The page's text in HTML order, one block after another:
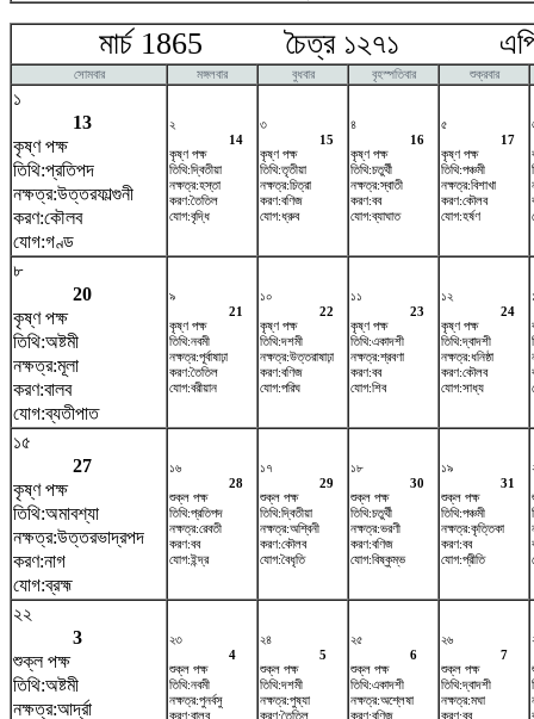
মার্চ 1865 চৈত্র ১২৭১
সোমবার মঙ্গলবার বুধবার বৃহস্পতিবার শুক্রবার
১
13
কৃষ্ণ পক্ষ
তিথি:প্রতিপদ
নক্ষত্র:উত্তরফাল্গুনী
করণ:কৌলব
যোগ:গণ্ড
২
14
কৃষ্ণ পক্ষ
তিথি:দ্বিতীয়া
নক্ষত্র:হস্তা
করণ:তৈতিল
যোগ:বৃদ্ধি
৩
15
কৃষ্ণ পক্ষ
তিথি:তৃতীয়া
নক্ষত্র:চিত্রা
করণ:বণিজ
যোগ:ধ্রুব
৪
16
কৃষ্ণ পক্ষ
তিথি:চতুর্থী
নক্ষত্র:স্বাতী
করণ:বব
যোগ:ব্যাঘাত
৫
17
কৃষ্ণ পক্ষ
তিথি:পঞ্চমী
নক্ষত্র:বিশাখা
করণ:কৌলব
যোগ:হর্ষণ
৮
20
কৃষ্ণ পক্ষ
তিথি:অষ্টমী
নক্ষত্র:মূলা
করণ:বালব
যোগ:ব্যতীপাত
৯
21
কৃষ্ণ পক্ষ
তিথি:নবমী
নক্ষত্র:পূর্বাষাঢ়া
করণ:তৈতিল
যোগ:বরীয়ান
১০
22
কৃষ্ণ পক্ষ
তিথি:দশমী
নক্ষত্র:উত্তরাষাঢ়া
করণ:বণিজ
যোগ:পরিঘ
১১
23
কৃষ্ণ পক্ষ
তিথি:একাদশী
নক্ষত্র:শ্রবণা
করণ:বব
যোগ:শিব
১২
24
কৃষ্ণ পক্ষ
তিথি:দ্বাদশী
নক্ষত্র:ধনিষ্ঠা
করণ:কৌলব
যোগ:সাধ্য
১৫
27
কৃষ্ণ পক্ষ
তিথি:অমাবশ্যা
নক্ষত্র:উত্তরভাদ্রপদ
করণ:নাগ
যোগ:ব্রহ্ম
১৬
28
শুক্ল পক্ষ
তিথি:প্রতিপদ
নক্ষত্র:রেবতী
করণ:বব
যোগ:ইন্দ্র
১৭
29
শুক্ল পক্ষ
তিথি:দ্বিতীয়া
নক্ষত্র:অশ্বিনী
করণ:কৌলব
যোগ:বৈধৃতি
১৮
30
শুক্ল পক্ষ
তিথি:চতুর্থী
নক্ষত্র:ভরণী
করণ:বণিজ
যোগ:বিষ্কুম্ভ
১৯
31
শুক্ল পক্ষ
তিথি:পঞ্চমী
নক্ষত্র:কৃত্তিকা
করণ:বব
যোগ:প্রীতি
২২
3
শুক্ল পক্ষ
তিথি:অষ্টমী
নক্ষত্র:আর্দ্রা
২৩
4
শুক্ল পক্ষ
তিথি:নবমী
নক্ষত্র:পুনর্বসু
করণ:বালব
২৪
5
শুক্ল পক্ষ
তিথি:দশমী
নক্ষত্র:পুষ্যা
করণ:তৈতিল
২৫
6
শুক্ল পক্ষ
তিথি:একাদশী
নক্ষত্র:অশ্লেষা
করণ:বণিজ
২৬
7
শুক্ল পক্ষ
তিথি:দ্বাদশী
নক্ষত্র:মঘা
করণ:বব